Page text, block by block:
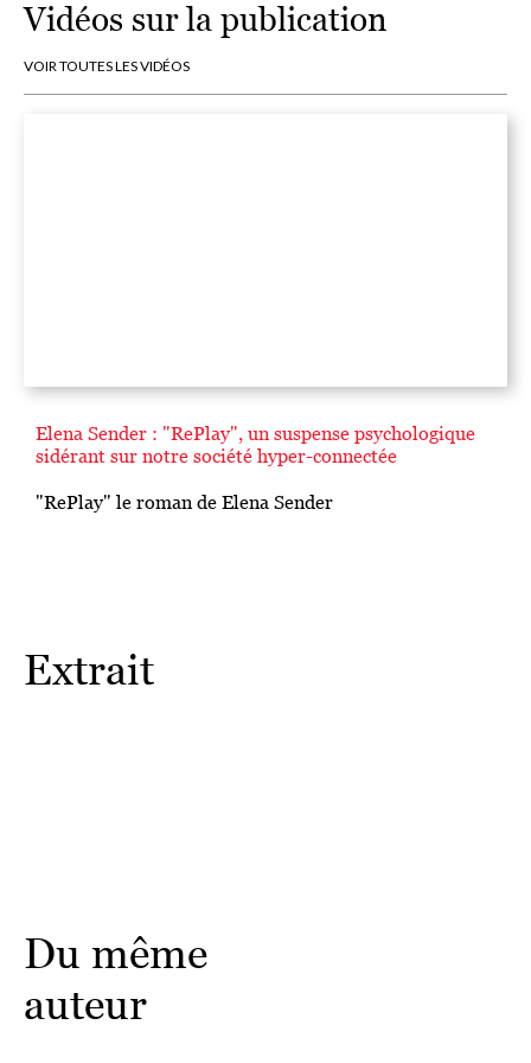
Vidéos sur la publication
VOIR TOUTES LES VIDÉOS
Elena Sender : "RePlay", un suspense psychologique
sidérant sur notre société hyper-connectée
"RePlay" le roman de Elena Sender
Extrait
Du même
auteur